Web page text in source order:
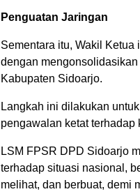
Penguatan Jaringan
Sementara itu, Wakil
dengan
Kabupaten Sidoarjo.
Langkah ini dilakukan
pengawalan ketat terhadap
LSM FPSR DPD Sidoarjo
terhadap situasi nasional,
melihat, dan berbuat, demi